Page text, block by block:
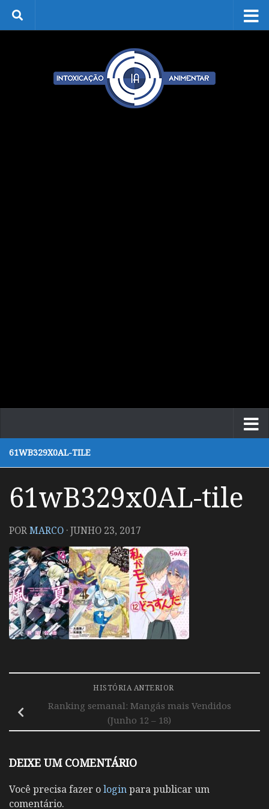
Skip to content
61WB329X0AL-TILE
61wB329x0AL-tile
PORMARCO ·JUNHO 23, 2017
HISTÓRIA ANTERIOR
Ranking semanal: Mangás mais Vendidos
(Junho 12 – 18)
DEIXE UM COMENTÁRIO
Você precisa fazer ologinpara publicar um
comentário.